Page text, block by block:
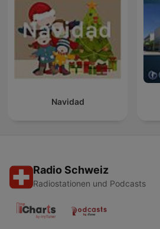
Navidad
Radio Schweiz
Radiostationen und Podcasts